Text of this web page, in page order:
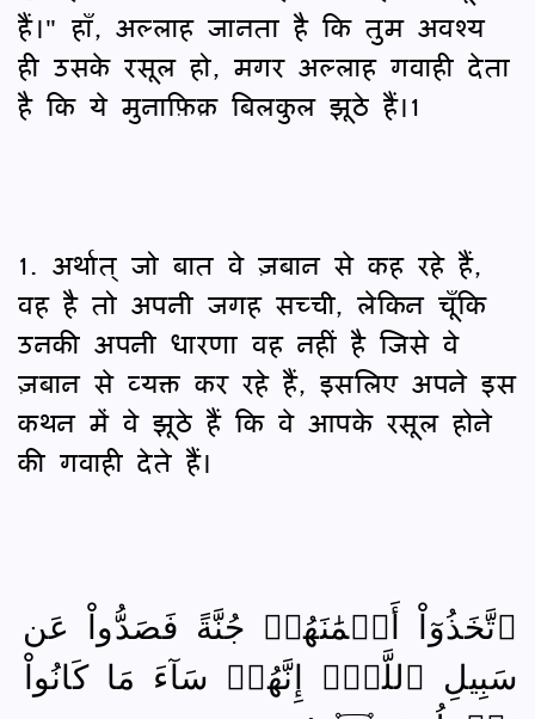
हैं।" हाँ, अल्लाह जानता है कि तुम अवश्य
ही उसके रसूल हो, मगर अल्लाह गवाही देता
है कि ये मुनाफ़िक़ बिलकुल झूठे हैं।1
1. अर्थात् जो बात वे ज़बान से कह रहे हैं,
वह है तो अपनी जगह सच्ची, लेकिन चूँकि
उनकी अपनी धारणा वह नहीं है जिसे वे
ज़बान से व्यक्त कर रहे हैं, इसलिए अपने इस
कथन में वे झूठे हैं कि वे आपके रसूल होने
की गवाही देते हैं।
ٱتَّخَذُوٓاْ أَيۡمَٰنَهُمۡ جُنَّةً فَصَدُّواْ عَن
سَبِيلِ ٱللَّهِۚ إِنَّهُمۡ سَآءَ مَا كَانُواْ